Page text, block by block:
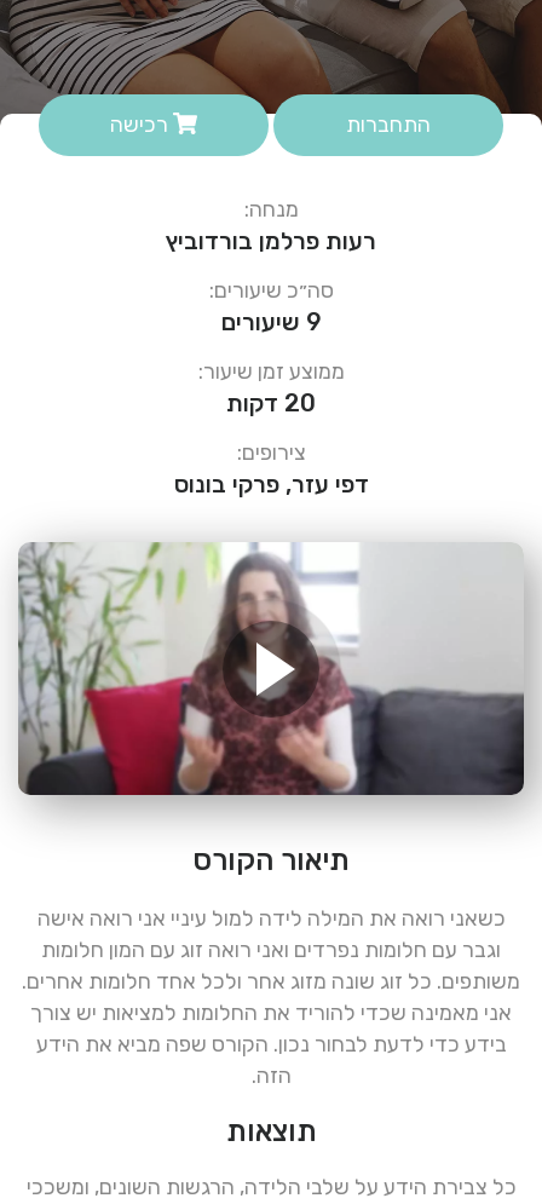
התחברות רכישה
מנחה:
רעות פרלמן בורדוביץ
סה״כ שיעורים:
9 שיעורים
ממוצע זמן שיעור:
20 דקות
צירופים:
דפי עזר, פרקי בונוס
תיאור הקורס
כשאני רואה את המילה לידה למול עיניי אני רואה אישה
וגבר עם חלומות נפרדים ואני רואה זוג עם המון חלומות
משותפים. כל זוג שונה מזוג אחר ולכל אחד חלומות אחרים.
אני מאמינה שכדי להוריד את החלומות למציאות יש צורך
בידע כדי לדעת לבחור נכון. הקורס שפה מביא את הידע
הזה.
תוצאות
כל צבירת הידע על שלבי הלידה, הרגשות השונים, ומשככי